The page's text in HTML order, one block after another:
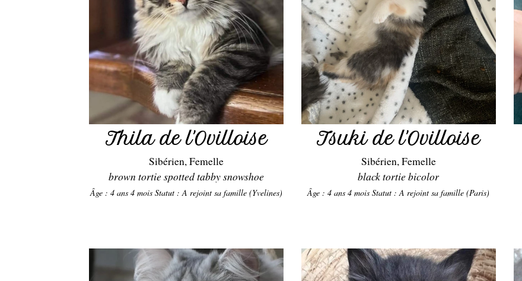
Thila de l'Ovilloise
Sibérien, Femelle
brown tortie spotted tabby snowshoe
Âge : 4 ans 4 mois Statut : A rejoint sa famille (Yvelines)
Tsuki de l'Ovilloise
Sibérien, Femelle
black tortie bicolor
Âge : 4 ans 4 moisStatut : A rejoint sa famille (Paris)